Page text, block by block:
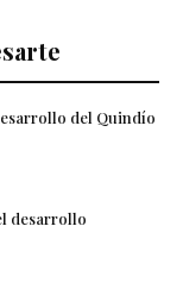
del Quindío
desarrollo